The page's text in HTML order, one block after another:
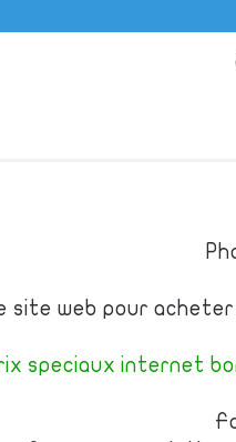
site web pour acheter
speciaux internet